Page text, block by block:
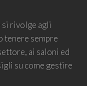
si rivolge agli
tenere sempre
ai saloni ed
su come gestire